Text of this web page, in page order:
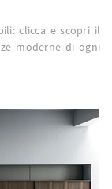
clicca e scopri il
moderne di ogni